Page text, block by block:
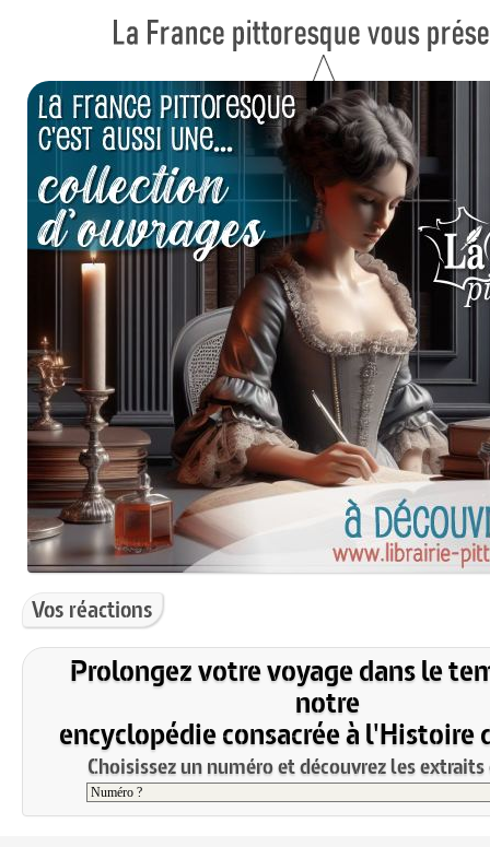
Vos réactions
Prolongez votre voyage dans le
notre
encyclopédie consacrée à l'Histoire
Choisissez un numéro et découvrez les